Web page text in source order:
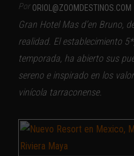
Por ORIOL@ZOOMDESTINOS.COM
Gran Hotel Mas d’en Bruno,
realidad. El establecimiento
temporada, ha abierto sus
sereno e inspirado en los
vinícola tarraconense.